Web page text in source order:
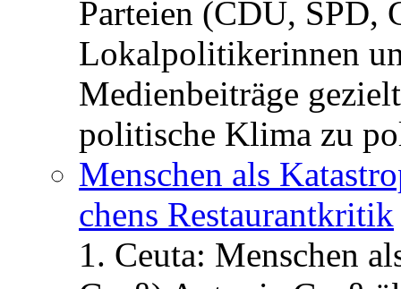
Parteien (CDU, SPD,
Lokalpolitikerinnen
Medienbeiträge
politische Klima zu
Menschen als
chens Restau­rant­kritik
1. Ceuta: Menschen